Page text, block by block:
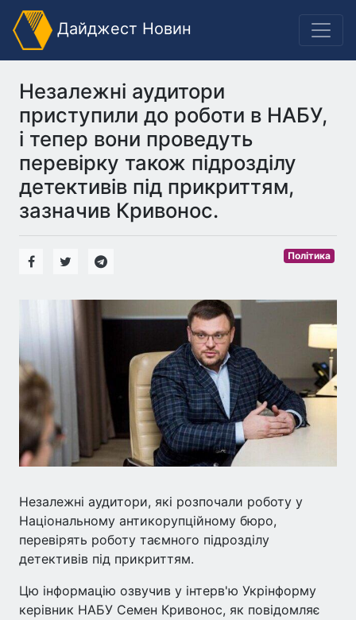
Дайджест Новин
Незалежні аудитори
приступили до роботи в НАБУ,
і тепер вони проведуть
перевірку також підрозділу
детективів під прикриттям,
зазначив Кривонос.
Політика
Незалежні аудитори, які розпочали роботу у
Національному антикорупційному бюро,
перевірять роботу таємного підрозділу
детективів під прикриттям.
Цю інформацію озвучив у інтерв'ю Укрінформу
керівник НАБУ Семен Кривонос, як повідомляє